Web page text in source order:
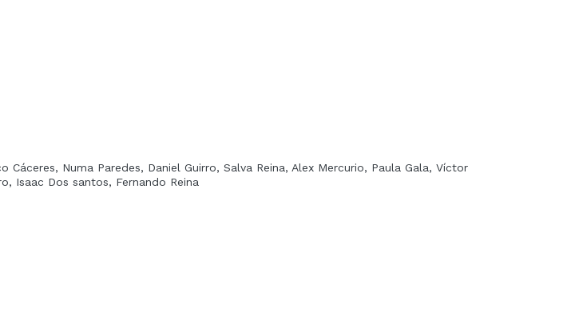
Cáceres, Numa Paredes, Daniel Guirro, Salva Reina, Alex Mercurio, Paula Gala, Víctor
Isaac Dos santos, Fernando Reina